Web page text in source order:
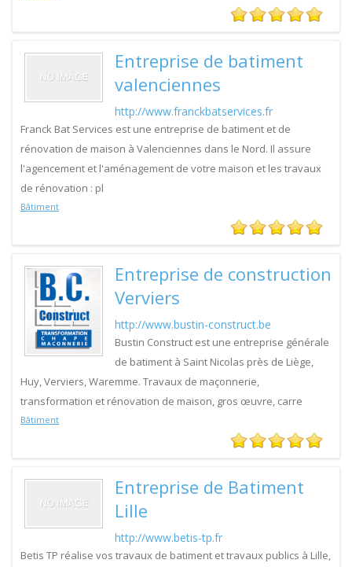
Entreprise de batiment
valenciennes
http://www.franckbatservices.fr
Franck Bat Services est une entreprise de batiment et de
rénovation de maison à Valenciennes dans le Nord. Il assure
l'agencement et l'aménagement de votre maison et les travaux
de rénovation : pl
Bâtiment
Entreprise de construction
Verviers
http://www.bustin-construct.be
Bustin Construct est une entreprise générale
de batiment à Saint Nicolas près de Liège,
Huy, Verviers, Waremme. Travaux de maçonnerie,
transformation et rénovation de maison, gros œuvre, carre
Bâtiment
Entreprise de Batiment
Lille
http://www.betis-tp.fr
Betis TP réalise vos travaux de batiment et travaux publics à Lille,